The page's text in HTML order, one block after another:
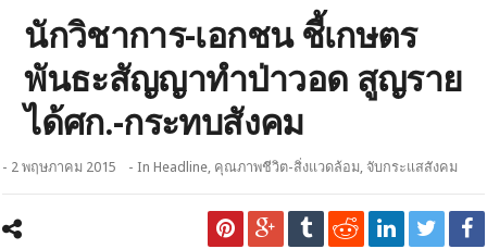
นักวิชาการ-เอกชน ชี้เกษตร
พันธะสัญญาทำป่าวอด สูญราย
ได้ศก.-กระทบสังคม
- 2 พฤษภาคม 2015 - InHeadline, คุณภาพชีวิต-สิ่งแวดล้อม, จับกระแสสังคม